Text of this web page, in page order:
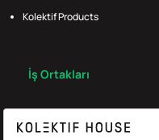
Kolektif Products
İş Ortakları